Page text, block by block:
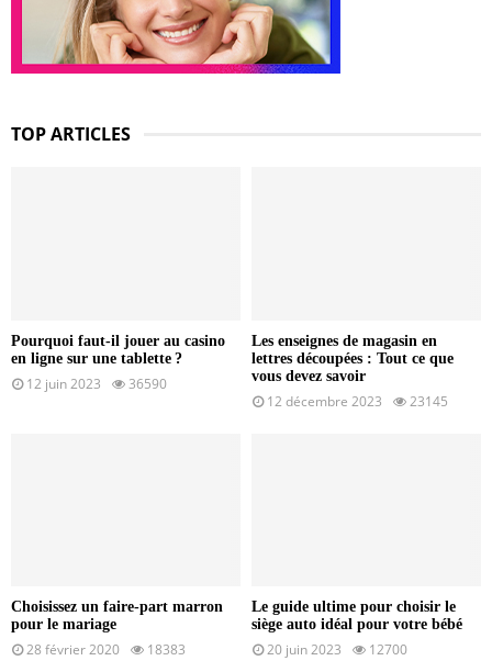
TOP ARTICLES
Pourquoi faut-il jouer au casino
en ligne sur une tablette ?
12 juin 2023 36590
Les enseignes de magasin en
lettres découpées : Tout ce que
vous devez savoir
12 décembre 2023 23145
Choisissez un faire-part marron
pour le mariage
28 février 2020 18383
Le guide ultime pour choisir le
siège auto idéal pour votre bébé
20 juin 2023 12700